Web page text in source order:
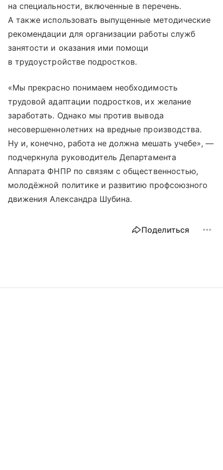
на специальности, включенные в перечень.
А также использовать выпущенные методические
рекомендации для организации работы служб
занятости и оказания ими помощи
в трудоустройстве подростков.
«Мы прекрасно понимаем необходимость
трудовой адаптации подростков, их желание
заработать. Однако мы против вывода
несовершеннолетних на вредные производства.
Ну и, конечно, работа не должна мешать учебе», —
подчеркнула руководитель Департамента
Аппарата ФНПР по связям с общественностью,
молодёжной политике и развитию профсоюзного
движения Александра Шубина.
Поделиться